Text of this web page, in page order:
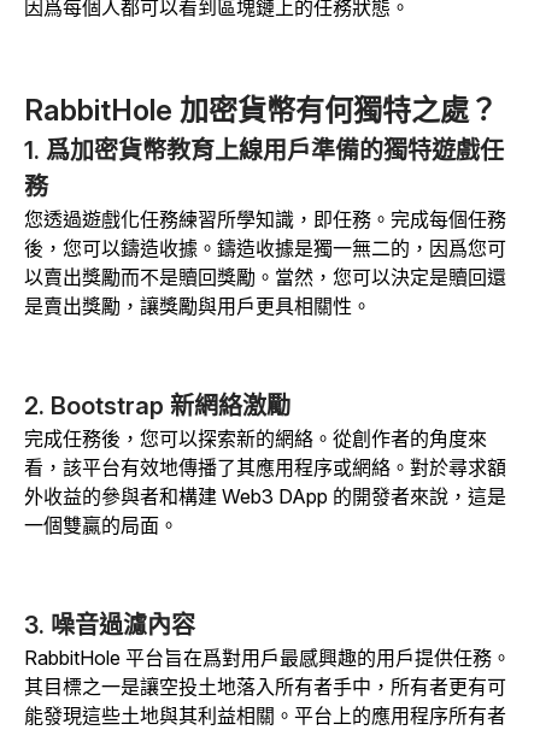
因爲每個人都可以看到區塊鏈上的任務狀態。
RabbitHole 加密貨幣有何獨特之處？
1. 爲加密貨幣教育上線用戶準備的獨特遊戲任
務
您透過遊戲化任務練習所學知識，即任務。完成每個任務
後，您可以鑄造收據。鑄造收據是獨一無二的，因爲您可
以賣出獎勵而不是贖回獎勵。當然，您可以決定是贖回還
是賣出獎勵，讓獎勵與用戶更具相關性。
2. Bootstrap 新網絡激勵
完成任務後，您可以探索新的網絡。從創作者的角度來
看，該平台有效地傳播了其應用程序或網絡。對於尋求額
外收益的參與者和構建 Web3 DApp 的開發者來說，這是
一個雙贏的局面。
3. 噪音過濾內容
RabbitHole 平台旨在爲對用戶最感興趣的用戶提供任務。
其目標之一是讓空投土地落入所有者手中，所有者更有可
能發現這些土地與其利益相關。平台上的應用程序所有者